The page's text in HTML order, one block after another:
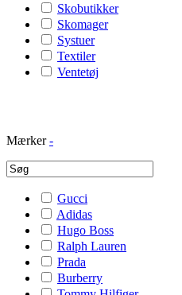
Skobutikker
Skomager
Systuer
Textiler
Ventetøj
Mærker -
Gucci
Adidas
Hugo Boss
Ralph Lauren
Prada
Burberry